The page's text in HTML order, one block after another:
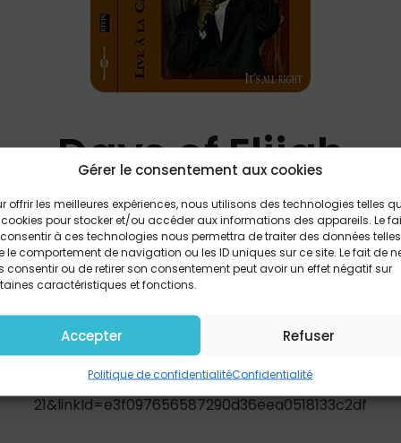
Gérer le consentement aux cookies
offrir les meilleures expériences, nous utilisons des technologies telles
pour stocker et/ou accéder aux informations des appareils. Le
à ces technologies nous permettra de traiter des données telles
le comportement de navigation ou les ID uniques sur ce site. Le fait de
consentir ou de retirer son consentement peut avoir un effet négatif sur
caractéristiques et fonctions.
Accepter Refuser
Politique de confidentialitéConfidentialité
Days of Elijah
Marcel Boungou (feat. The Total Praise Choir)
PARTAGER
www.amazon.fr/gp/product/B00Q4305NY/
21&linkId=e3f097656587290d36eea0518133c2df